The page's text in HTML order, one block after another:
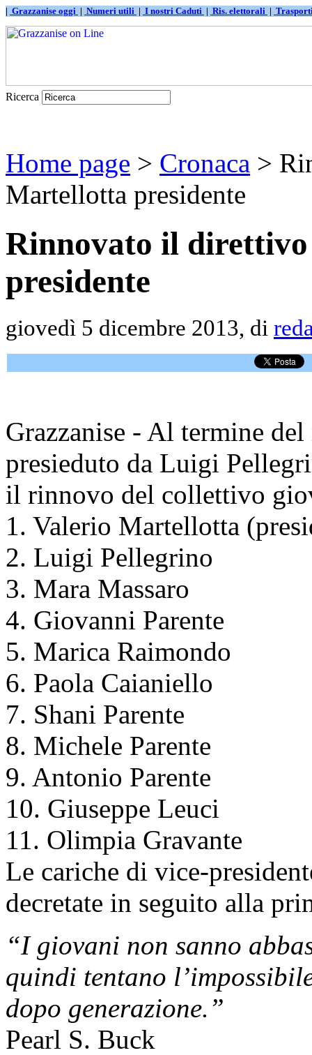
| Grazzanise oggi | Numeri utili | I nostri Caduti | Ris. elettorali |
Ricerca
Home page > Cronaca >
Martellotta presidente
Rinnovato il
presidente
giovedì 5 dicembre 2013, di
Grazzanise - Al termine
presieduto da Luigi
il rinnovo del collettivo
1. Valerio Martellotta
2. Luigi Pellegrino
3. Mara Massaro
4. Giovanni Parente
5. Marica Raimondo
6. Paola Caianiello
7. Shani Parente
8. Michele Parente
9. Antonio Parente
10. Giuseppe Leuci
11. Olimpia Gravante
Le cariche di vice-
decretate in seguito alla
“I giovani non sanno
quindi tentano
dopo generazione.”
Pearl S. Buck